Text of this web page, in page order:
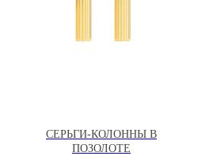
СЕРЬГИ-КОЛОННЫ В
ПОЗОЛОТЕ